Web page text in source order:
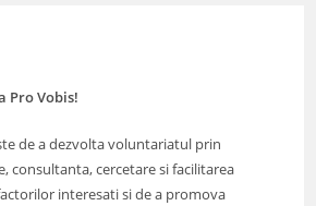
Pro Vobis!
de a dezvolta voluntariatul prin
consultanta, cercetare si facilitarea
interesati si de a promova